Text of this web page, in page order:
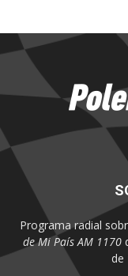
Programa radial
de Mi País AM 1170
de